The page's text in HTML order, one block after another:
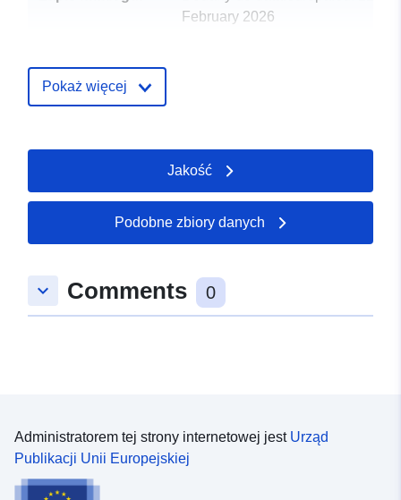
February 2026
Przestrzenne:
49.1729 ], [ 8.33363,
49.1698 ], [ 8.32702,
49.1698 ], [ 8.32702,
49.1729 ] ]
Typ: Polygon
uriRef:
http://data.europa.eu/88u/dataset/
578f-d5d7-eb9e-a9ce2bd67d0e
Pokaż więcej
Jakość
Podobne zbiory danych
keyboard_arrow_down Comments 0
Administratorem tej strony internetowej jest Urząd
Publikacji Unii Europejskiej